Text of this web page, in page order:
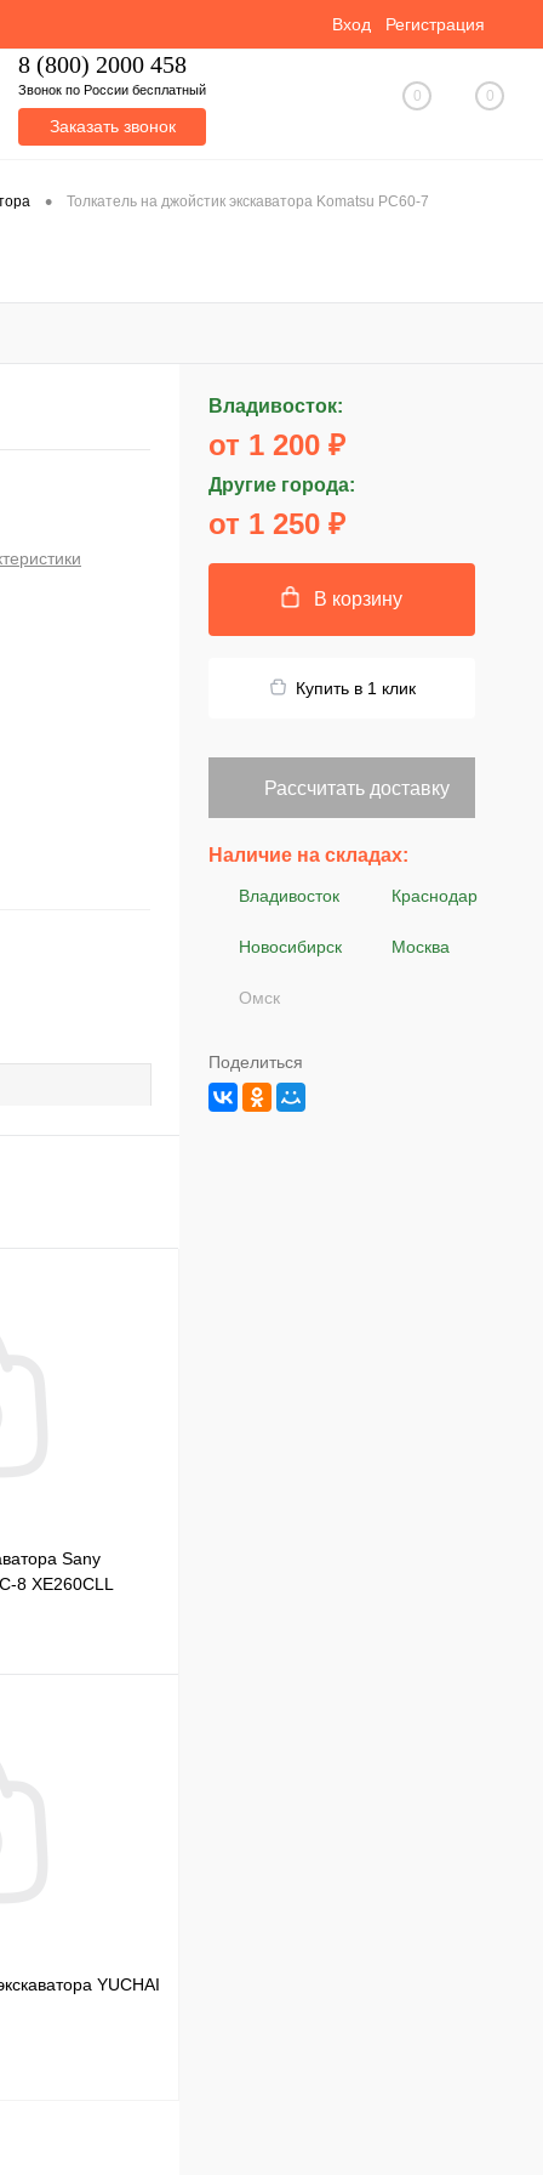
Вход Регистрация
8 (800) 2000 458
Звонок по России бесплатный
Заказать звонок
0 0
• Толкатель на джойстик экскаватора Komatsu PC60-7
Sany
8 XE260CLL
YUCHAI
Владивосток:
от 1 200 ₽
Другие города:
от 1 250 ₽
В корзину
Купить в 1 клик
Рассчитать доставку
Наличие на складах:
Владивосток Краснодар
Новосибирск Москва
Омск
Поделиться